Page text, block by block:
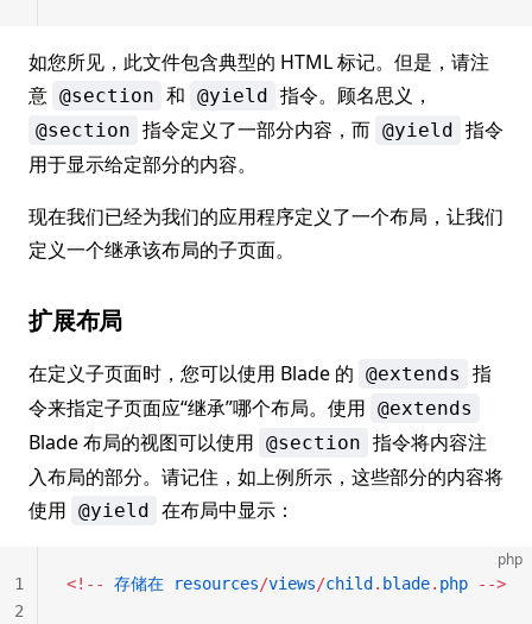
如您所见，此文件包含典型的 HTML 标记。但是，请注
意 @section 和 @yield 指令。顾名思义，
@section 指令定义了一部分内容，而 @yield 指令
用于显示给定部分的内容。
现在我们已经为我们的应用程序定义了一个布局，让我们
定义一个继承该布局的子页面。
扩展布局
在定义子页面时，您可以使用 Blade 的 @extends
指
令来指定子页面应“继承”哪个布局。使用 @extends
Blade 布局的视图可以使用 @section 指令将内容注
入布局的部分。请记住，如上例所示，这些部分的内容将
使用 @yield 在布局中显示：
php
<!-- 存储在 resources/views/child . blade. php -->
1
2